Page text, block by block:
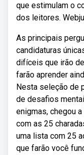
que estimulam o
dos leitores.
As principais
candidaturas
difíceis que irão
farão aprender
Nesta seleção de
de desafios
enigmas, chegou
com as 25
uma lista com 25
que farão você